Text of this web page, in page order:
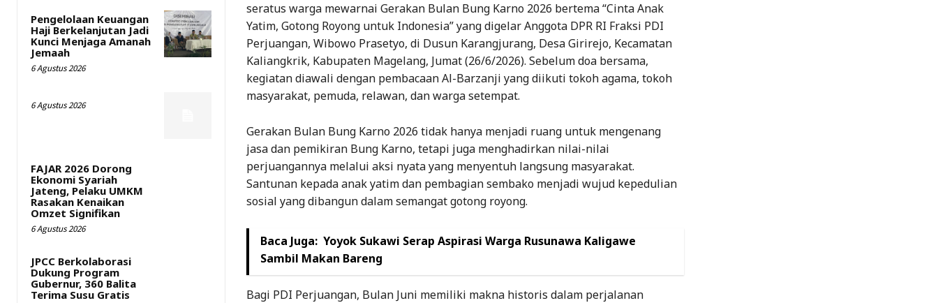
Pengelolaan Keuangan
Haji Berkelanjutan Jadi
Kunci Menjaga Amanah
Jemaah
6 Agustus 2026
6 Agustus 2026
FAJAR 2026 Dorong
Ekonomi Syariah
Jateng, Pelaku UMKM
Rasakan Kenaikan
Omzet Signifikan
6 Agustus 2026
JPCC Berkolaborasi
Dukung Program
Gubernur, 360 Balita
Terima Susu Gratis
seratus warga mewarnai Gerakan Bulan Bung Karno 2026 bertema “Cinta Anak
Yatim, Gotong Royong untuk Indonesia” yang digelar Anggota DPR RI Fraksi PDI
Perjuangan, Wibowo Prasetyo, di Dusun Karangjurang, Desa Girirejo, Kecamatan
Kaliangkrik, Kabupaten Magelang, Jumat (26/6/2026). Sebelum doa bersama,
kegiatan diawali dengan pembacaan Al-Barzanji yang diikuti tokoh agama, tokoh
masyarakat, pemuda, relawan, dan warga setempat.
Gerakan Bulan Bung Karno 2026 tidak hanya menjadi ruang untuk mengenang
jasa dan pemikiran Bung Karno, tetapi juga menghadirkan nilai-nilai
perjuangannya melalui aksi nyata yang menyentuh langsung masyarakat.
Santunan kepada anak yatim dan pembagian sembako menjadi wujud kepedulian
sosial yang dibangun dalam semangat gotong royong.
Baca Juga: Yoyok Sukawi Serap Aspirasi Warga Rusunawa Kaligawe
Sambil Makan Bareng
Bagi PDI Perjuangan, Bulan Juni memiliki makna historis dalam perjalanan